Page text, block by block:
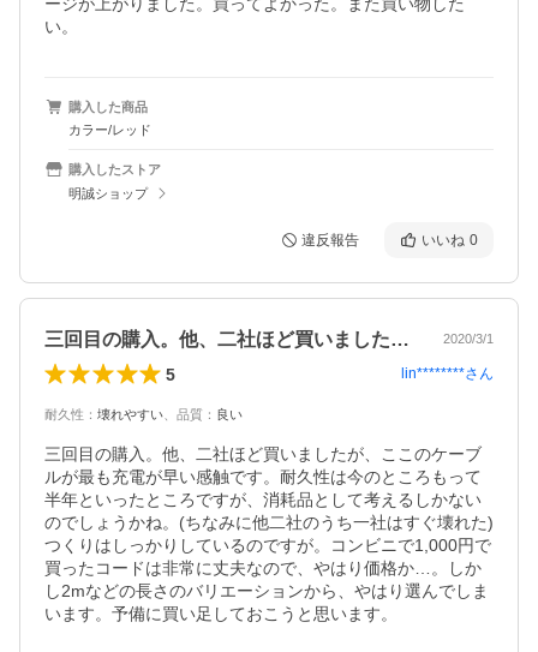
い。
購入した商品
カラー/レッド
購入したストア
明誠ショップ
違反報告 いいね 0
三回目の購入。他、二社ほど買いましたが… 2020/3/1
5 lin********さん
耐久性 ： 壊れやすい 品質 ： 良い
三回目の購入。他、二社ほど買いましたが、ここのケーブ
ルが最も充電が早い感触です。耐久性は今のところもって
半年といったところですが、消耗品として考えるしかない
のでしょうかね。(ちなみに他二社のうち一社はすぐ壊れた)
つくりはしっかりしているのですが。コンビニで1,000円で
買ったコードは非常に丈夫なので、やはり価格か…。しか
し2mなどの長さのバリエーションから、やはり選んでしま
います。予備に買い足しておこうと思います。